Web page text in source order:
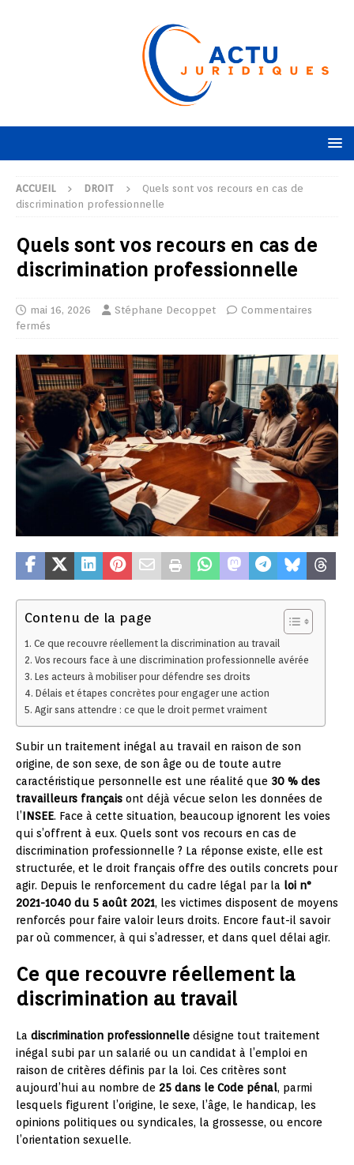
ACCUEIL DROIT
Quels sont vos recours en cas de
discrimination professionnelle
Quels sont vos recours en cas de
discrimination professionnelle
mai 16, 2026 Stéphane Decoppet
Commentaires
fermés
Contenu de la page
Ce que recouvre réellement la discrimination au travail
Vos recours face à une discrimination professionnelle avérée
Les acteurs à mobiliser pour défendre ses droits
Délais et étapes concrètes pour engager une action
Agir sans attendre : ce que le droit permet vraiment
Subir un traitement inégal au travail en raison de son
origine, de son sexe, de son âge ou de toute autre
caractéristique personnelle est une réalité que 30 % des
travailleurs français ont déjà vécue selon les données de
l’INSEE. Face à cette situation, beaucoup ignorent les voies
qui s’offrent à eux. Quels sont vos recours en cas de
discrimination professionnelle ? La réponse existe, elle est
structurée, et le droit français offre des outils concrets pour
agir. Depuis le renforcement du cadre légal par la loi n°
2021-1040 du 5 août 2021, les victimes disposent de moyens
renforcés pour faire valoir leurs droits. Encore faut-il savoir
par où commencer, à qui s’adresser, et dans quel délai agir.
Ce que recouvre réellement la
discrimination au travail
La discrimination professionnelle désigne tout traitement
inégal subi par un salarié ou un candidat à l’emploi en
raison de critères définis par la loi. Ces critères sont
aujourd’hui au nombre de 25 dans le Code pénal, parmi
lesquels figurent l’origine, le sexe, l’âge, le handicap, les
opinions politiques ou syndicales, la grossesse, ou encore
l’orientation sexuelle.